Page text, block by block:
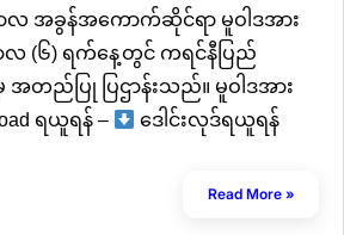
လ အခွန်အကောက်ဆိုင်ရာ မူဝါဒအား
လ (၆) ရက်နေ့တွင် ကရင်နီပြည်
တည်ပြု ပြဌာန်းသည်။ မူဝါဒအား
ရယူရန် –
ဒေါင်းလုဒ်ရယူရန်
Read More »